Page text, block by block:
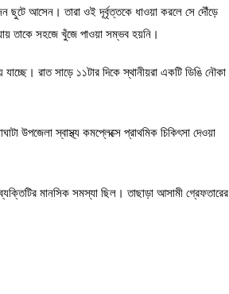
ছুটে আসেন। তারা ওই দূর্বৃত্তকে ধাওয়া করলে সে দৌঁড়ে
তাকে সহজে খুঁজে পাওয়া সম্ভব হয়নি।
রাত সাড়ে ১১টার দিকে স্থানীয়রা একটি ডিঙি নৌকা
স্বাস্থ্য কমপ্লেক্সে প্রাথমিক চিকিৎসা দেওয়া
মানসিক সমস্যা ছিল। তাছাড়া আসামী গ্রেফতারের